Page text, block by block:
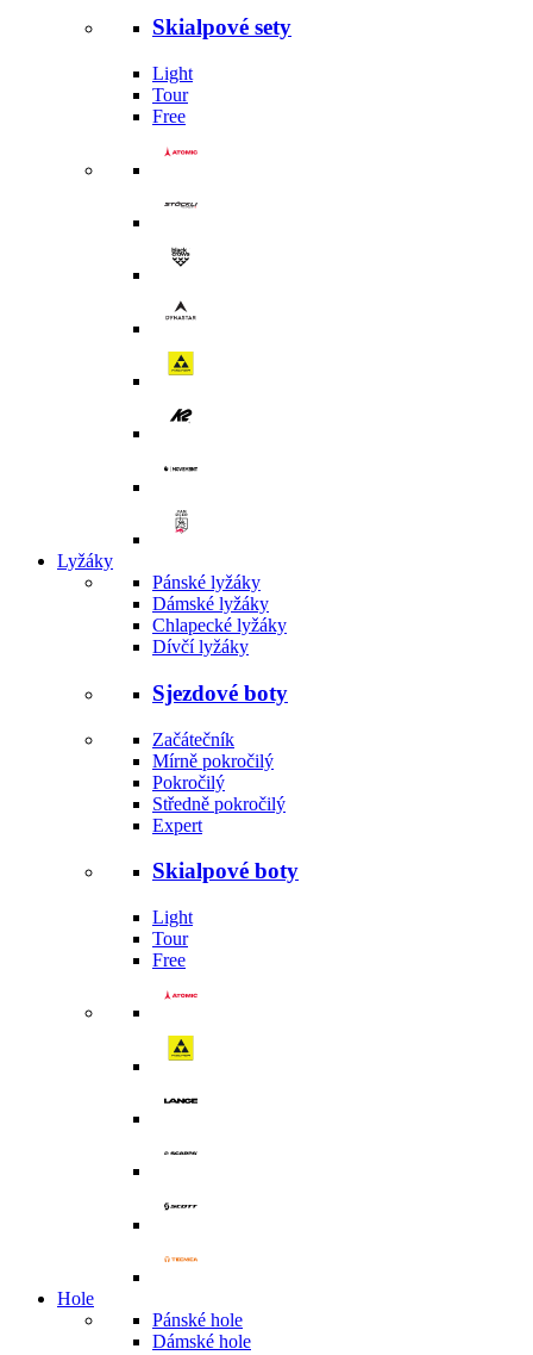
Skialpové sety
Light
Tour
Free
Lyžáky
Pánské lyžáky
Dámské lyžáky
Chlapecké lyžáky
Dívčí lyžáky
Sjezdové boty
Začátečník
Mírně pokročilý
Pokročilý
Středně pokročilý
Expert
Skialpové boty
Light
Tour
Free
Hole
Pánské hole
Dámské hole